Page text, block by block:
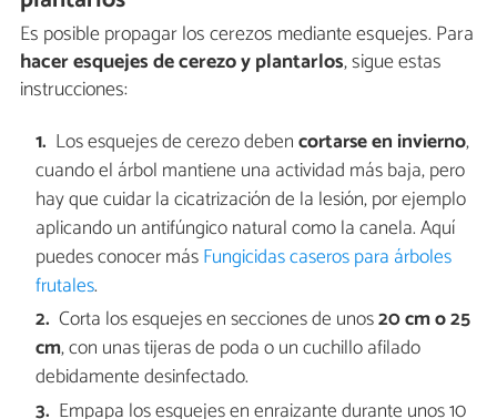
Es posible propagar los cerezos mediante esquejes. Para
hacer esquejes de cerezo y plantarlos, sigue estas
instrucciones:
Los esquejes de cerezo debencortarse en invierno,
cuando el árbol mantiene una actividad más baja, pero
hay que cuidar la cicatrización de la lesión, por ejemplo
aplicando un antifúngico natural como la canela. Aquí
puedes conocer másFungicidas caseros para árboles
frutales.
Corta los esquejes en secciones de unos20 cm o 25
cm, con unas tijeras de poda o un cuchillo afilado
debidamente desinfectado.
Empapa los esquejes en enraizante durante unos 10